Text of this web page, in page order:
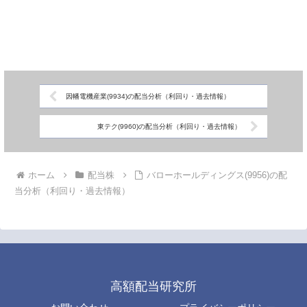
因幡電機産業(9934)の配当分析（利回り・過去情報）
東テク(9960)の配当分析（利回り・過去情報）
ホーム 配当株
バローホールディングス(9956)の配
当分析（利回り・過去情報）
高額配当研究所